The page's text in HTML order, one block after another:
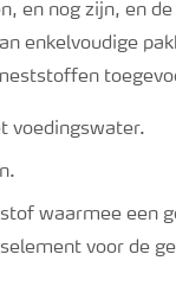
en nog zijn, en
enkelvoudige
voedingswater.
waarmee een
voor de